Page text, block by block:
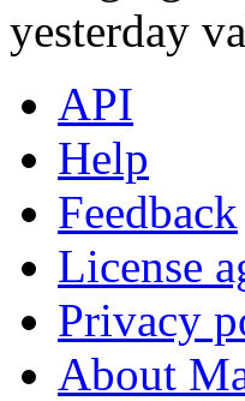
yesterday
API
Help
Feedback
License
Privacy
About